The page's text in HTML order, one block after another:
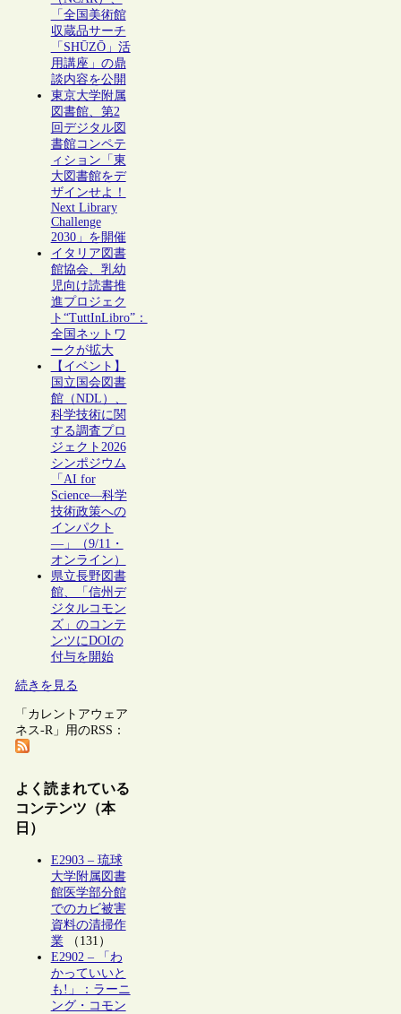
「全国美術館
収蔵品サーチ
「SHŪZŌ」活
用講座」の鼎
談内容を公開
東京大学附属
図書館、第2
回デジタル図
書館コンペテ
ィション「東
大図書館をデ
ザインせよ！
Next Library
Challenge
2030」を開催
イタリア図書
館協会、乳幼
児向け読書推
進プロジェク
ト“TuttInLibro”：
全国ネットワ
ークが拡大
【イベント】
国立国会図書
館（NDL）、
科学技術に関
する調査プロ
ジェクト2026
シンポジウム
「AI for
Science―科学
技術政策への
インパクト
―」（9/11・
オンライン）
県立長野図書
館、「信州デ
ジタルコモン
ズ」のコンテ
ンツにDOIの
付与を開始
続きを見る
「カレントアウェア
ネス-R」用のRSS：
よく読まれている
コンテンツ（本
日）
E2903 – 琉球
大学附属図書
館医学部分館
でのカビ被害
資料の清掃作
業（131）
E2902 – 「わ
かっていいと
も!」：ラーニ
ング・コモン